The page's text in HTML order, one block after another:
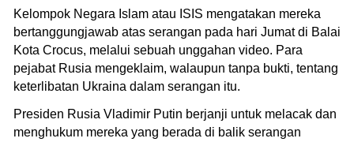
Kelompok Negara Islam atau ISIS mengatakan mereka
bertanggungjawab atas serangan pada hari Jumat di Balai
Kota Crocus, melalui sebuah unggahan video. Para
pejabat Rusia mengeklaim, walaupun tanpa bukti, tentang
keterlibatan Ukraina dalam serangan itu.
Presiden Rusia Vladimir Putin berjanji untuk melacak dan
menghukum mereka yang berada di balik serangan